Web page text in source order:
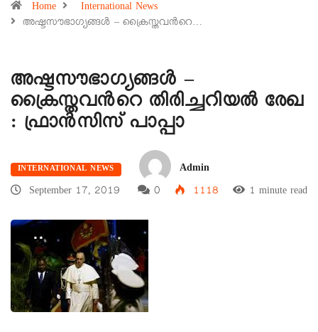
Home
International News
അഷ്ടസൗഭാഗ്യങ്ങൾ – ക്രൈസ്തവന്‍റെ…
അഷ്ടസൗഭാഗ്യങ്ങൾ –
ക്രൈസ്തവന്‍റെ തിരിച്ചറിയൽ രേഖ
: ഫ്രാൻസിസ് പാപ്പാ
INTERNATIONAL NEWS
Admin
September 17, 2019
0 1118 1 minute read